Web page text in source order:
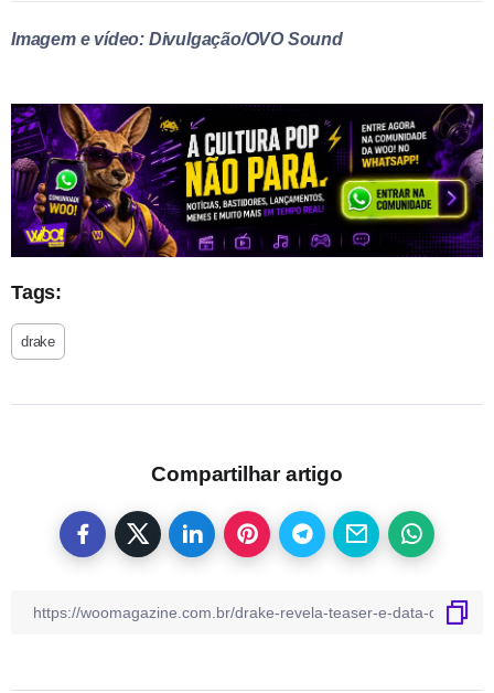
Imagem e vídeo: Divulgação/OVO Sound
Tags:
drake
Compartilhar artigo